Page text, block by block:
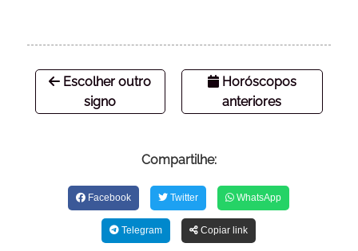
Escolher outro
signo
Horóscopos
anteriores
Compartilhe:
Facebook Twitter WhatsApp
Telegram Copiar link